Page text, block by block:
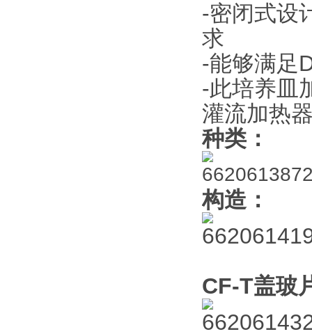
-密闭式设
求
-能够满足
-此培养皿
灌流加热
种类：
构造：
CF-T盖玻